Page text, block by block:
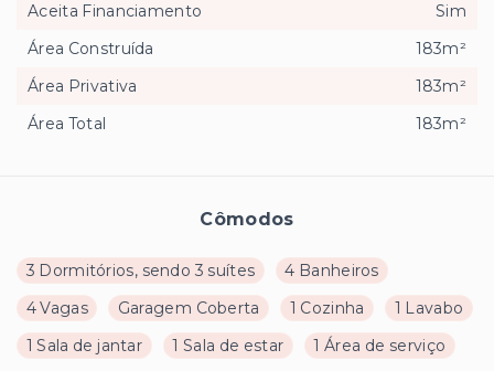
Cômodos
3 Dormitórios, sendo 3 suítes
4 Banheiros
4 Vagas
Garagem Coberta 1 Cozinha
1 Lavabo
1 Sala de jantar
1 Sala de estar 1 Área de serviço
Aceita Financiamento
Sim
Área Construída
183m²
Área Privativa
183m²
Área Total
183m²